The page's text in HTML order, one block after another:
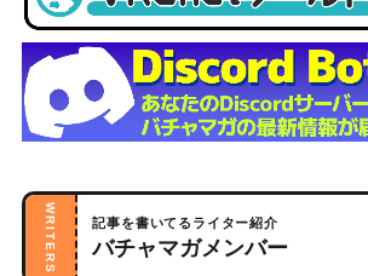
WRITERS 記事を書いてるライター紹介
バチャマガメンバー